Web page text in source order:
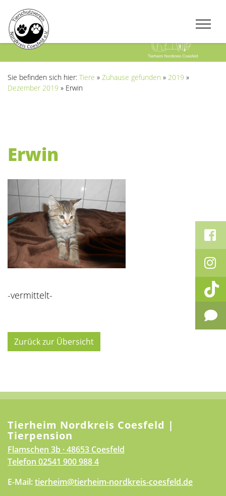
Sie befinden sich hier: Tiere » Zuhause gefunden » 2019 »
Dezember 2019 » Erwin
Erwin
-vermittelt-
Zurück zur Übersicht
Tierheim Nordkreis Coesfeld |
Tierpension
Flamschen 3b · 48653 Coesfeld
Telefon 02541 900 988 4
E-Mail:tierheim@tierheim-nordkreis-coesfeld.de